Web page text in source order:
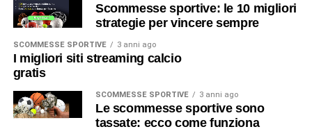
Scommesse sportive: le 10 migliori
strategie per vincere sempre
SCOMMESSE SPORTIVE 3 anni ago
I migliori siti streaming calcio
gratis
SCOMMESSE SPORTIVE 3 anni ago
Le scommesse sportive sono
tassate: ecco come funziona